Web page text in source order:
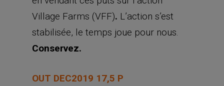
Village Farms (VFF). L’action s’est
stabilisée, le temps joue pour nous.
Conservez.
OUT DEC2019 17,5 P